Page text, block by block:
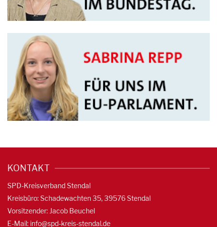
KONTAKT
SPD-Kreisverband Stendal
Kreisbüro: Schadewachten 35, 39576 Stendal
Vorsitzender: Jacob Beuchel
E-Mail: info@spd-kreis-stendal.de